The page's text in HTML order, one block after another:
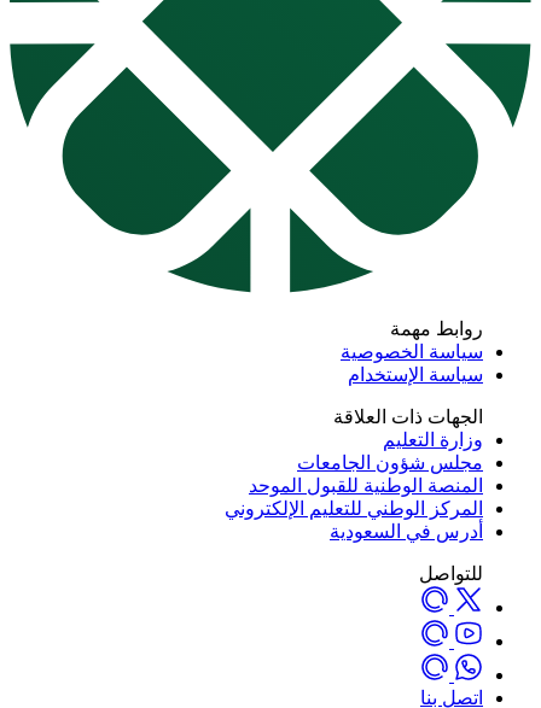
روابط مهمة
سياسة الخصوصية
سياسة الإستخدام
الجهات ذات العلاقة
وزارة التعليم
مجلس شؤون الجامعات
المنصة الوطنية للقبول الموحد
المركز الوطني للتعليم الإلكتروني
أدرس في السعودية
للتواصل
اتصل بنا